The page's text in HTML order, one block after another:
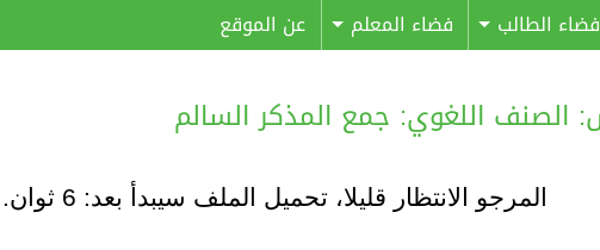
فضاء الطالب فضاء المعلم عن الموقع
المرجو الانتظار قليلا، تحميل الملف سيبدأ بعد: 6